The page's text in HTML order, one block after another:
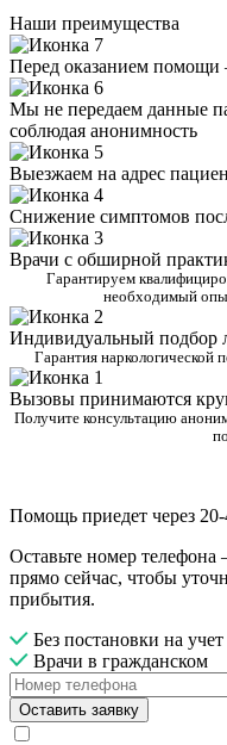
Наши преимущества
Перед оказанием помощи
Мы не передаем данные
соблюдая анонимность
Выезжаем на адрес
Снижение симптомов
Врачи с обширной
Гарантируем
необходимый
Индивидуальный подбор
Гарантия
Вызовы принимаются
Получите консультацию
Помощь приедет через
Оставьте номер
прямо сейчас, чтобы
прибытия.
Без постановки на учет
Врачи в гражданском
Оставить заявку